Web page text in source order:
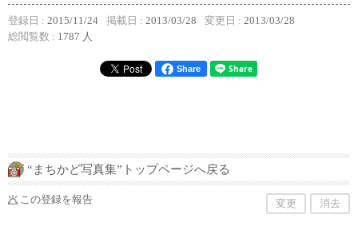
登録日 : 2015/11/24 掲載日 : 2013/03/28 変更日 : 2013/03/28
総閲覧数 : 1787 人
Share
“まちかど写真集”トップページへ戻る
この登録を報告 変更 消去